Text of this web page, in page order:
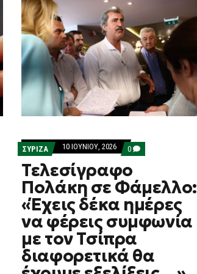
ΣΥΡΙΖΑ 10 ΙΟΥΝΊΟΥ, 2026 0COMMENTS
ON
ΣΕ
ΦΆΜΕΛΛΟ:
«ΈΧΕΙΣ
ΔΈΚΑ
ΗΜΈΡΕΣ
ΦΈΡΕΙΣ
ΣΥΜΦΩΝΊΑ
ΜΕ
ΤΟΝ
Τελεσίγραφο
Πολάκη σε Φάμελλο:
«Έχεις δέκα ημέρες
να φέρεις συμφωνία
με τον Τσίπρα
διαφορετικά θα